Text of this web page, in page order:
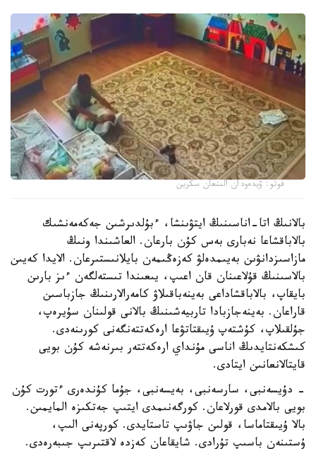
فوتو: ۆيدەودان الىنعان سكرين
بالانىڭ اتا-اناسىنىڭ ايتۋىنشا، ءبۇلدىرشىن جەكەمەنشىك
بالاباقشاعا نەبارى بەس كۇن بارعان. العاشىندا ونىڭ
مازاسىزدانۋىن بەيىمدەلۋ كەزەڭىمەن بايلانىستىرعان. الايدا كەيىن
بالاسىنىڭ قۇلاعىنان قان اعىپ، يىعىندا تىستەلگەن ءىز بارىن
بايقاپ، بالاباقشاداعى بەينەباقىلاۋ كامەرالارىنىڭ جازباسىن
قاراعان. بەينەجازبادا تاربيەشىنىڭ بالانى قولىنان سۇيرەپ،
جۇلقىلاپ، كۇشتەپ ۇيىقتاتۋعا ارەكەتتەنگەنى كورىنەدى.
كىشكەنتايدىڭ اناسى مۇنداي ارەكەتتەر بىرنەشە كۇن بويى
قايتالانعانىن ايتادى.
- دۇيسەنبى، سارسەنبى، بەيسەنبى، جۇما كۇندەرى ءتورت كۇن
بويى بالامدى قورلاعان. كورگەنىمدى ايتىپ جەتكىزە المايمىن.
بالا ۇيىقتاماسا، قولىن جاۋىپ تاستايدى. كورپەنى الىپ،
ۇستىنەن باسىپ تۇرادى. شايقاعان كەزدە لاقتىرىپ جىبەرەدى.